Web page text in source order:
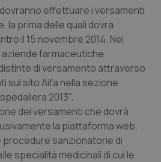
effettuare i versamenti
la prima delle quali dovrà
il 15 novembre 2014. Nei
aziende farmaceutiche
di versamento attraverso
sul sito Aifa nella sezione
2013".
dei versamenti che dovrà
la piattaforma web,
procedure sanzionatorie di
specialità medicinali di cui le